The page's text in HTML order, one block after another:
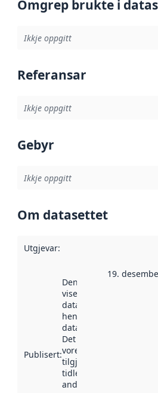
Omgrep brukte i
Ikkje oppgitt
Referansar
Ikkje oppgitt
Gebyr
Ikkje oppgitt
Om datasettet
Utgjevar:
Publisert:
Denne datoen
viser når
datasettet vart
henta inn av
data.norge.no.
Det kan ha
vore
tilgjengeleg
tidlegare
andre stader.
19.